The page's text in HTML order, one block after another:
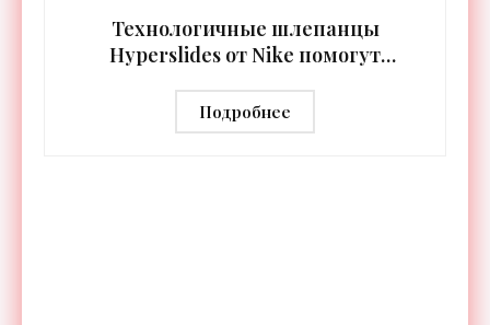
Технологичные шлепанцы
Hyperslides от Nike помогут
тренировки - «Гаджеты»
Подробнее